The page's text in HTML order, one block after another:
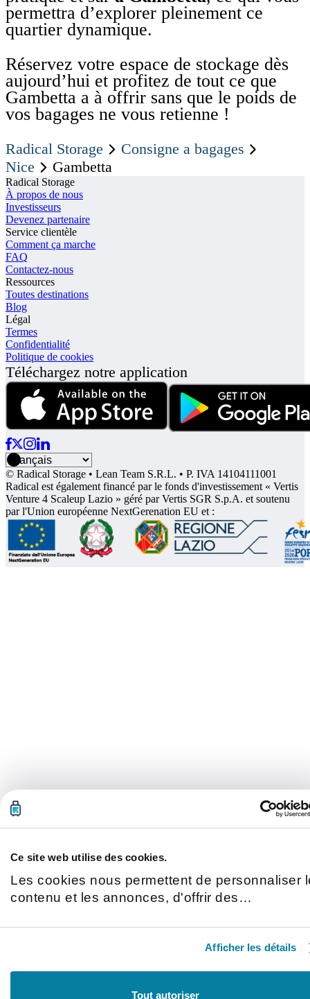
Ce site web utilise des cookies.
Les cookies nous permettent de personnaliser
contenu et les annonces, d'offrir des
d'analyser notre trafic. Nous partageons
également des informations sur l'utilisation de
Afficher les détails
Tout autoriser
permettra d’explorer pleinement ce
quartier dynamique.
Réservez votre espace de stockage dès
aujourd’hui et profitez de tout ce que
Gambetta a à offrir sans que le poids de
vos bagages ne vous retienne !
Radical Storage
Consigne a bagages
Nice
Gambetta
Radical Storage
À propos de nous
Investisseurs
Devenez partenaire
Service clientèle
Comment ça marche
FAQ
Contactez-nous
Ressources
Toutes destinations
Blog
Légal
Termes
Confidentialité
Politique de cookies
Téléchargez notre application
© Radical Storage • Lean Team S.R.L. • P. IVA 14104111001
Radical est également financé par le fonds d'investissement « Vertis
Venture 4 Scaleup Lazio » géré par Vertis SGR S.p.A. et soutenu
par l'Union européenne NextGerenation EU et :